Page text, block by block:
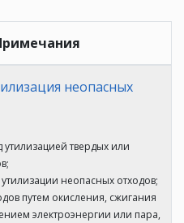
неопасных
утилизацией твердых или
неопасных отходов;
путем окисления, сжигания
электроэнергии или пара,